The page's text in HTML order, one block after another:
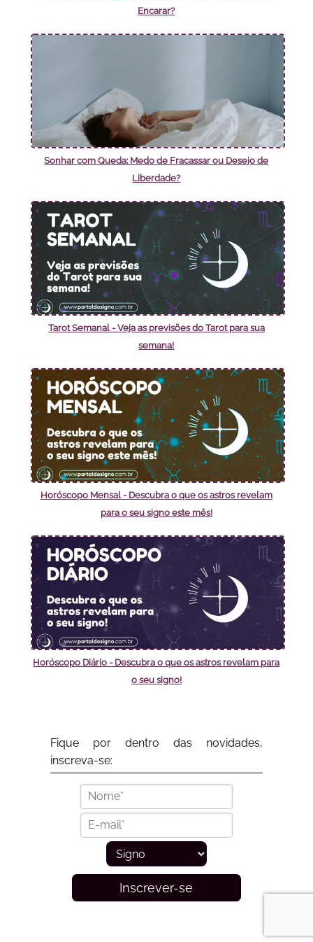
Encarar?
Sonhar com Queda: Medo de Fracassar ou Desejo de
Liberdade?
Tarot Semanal - Veja as previsões do Tarot para sua
semana!
Horóscopo Mensal - Descubra o que os astros revelam
para o seu signo este mês!
Horóscopo Diário - Descubra o que os astros revelam para
o seu signo!
Fique por dentro das novidades,
inscreva-se:
Inscrever-se